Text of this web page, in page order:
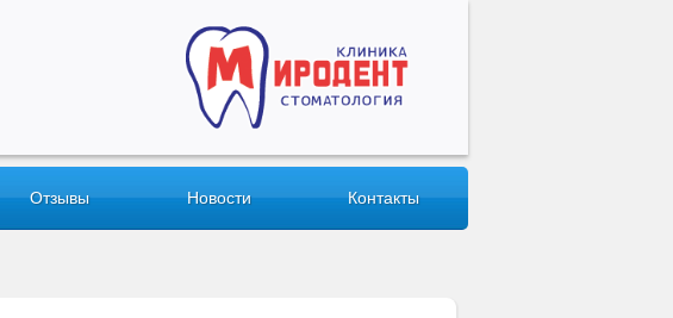
Отзывы Новости Контакты